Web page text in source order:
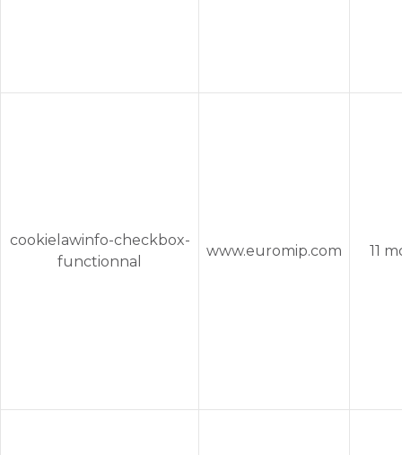
cookielawinfo-checkbox-
functionnal
www.euromip.com 11